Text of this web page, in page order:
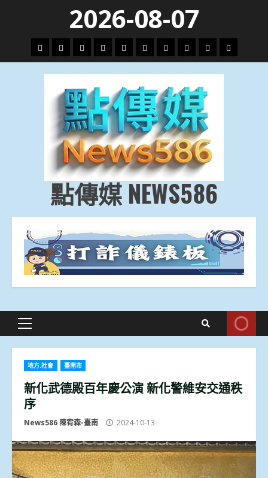
content
2026-08-07
頭
條
財
經
地
方.
會
文
教.
技
專
題
娛
樂
劇
政
治
國
際
運
動
生
活
點傳媒 NEWS586
Primary
地方.社會 臺南市
新化武德殿百年慶公演 新化警維安交通秩
序
News586 陳宥森-臺南 2024-10-13